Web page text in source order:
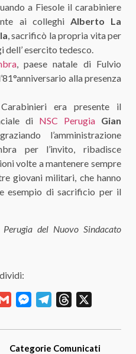
a Fiesole il carabiniere
ai colleghi Alberto La
, sacrificò la propria vita per
dell’ esercito tedesco.
, paese natale di Fulvio
alla presenza
era presente il
di NSC Perugia Gian
l’amministrazione
per l’invito, ribadisce
volte a mantenere sempre
giovani militari, che hanno
esempio di sacrificio per il
del Nuovo Sindacato
Gmail MessengerTelegramThreads
Categorie Comunicati